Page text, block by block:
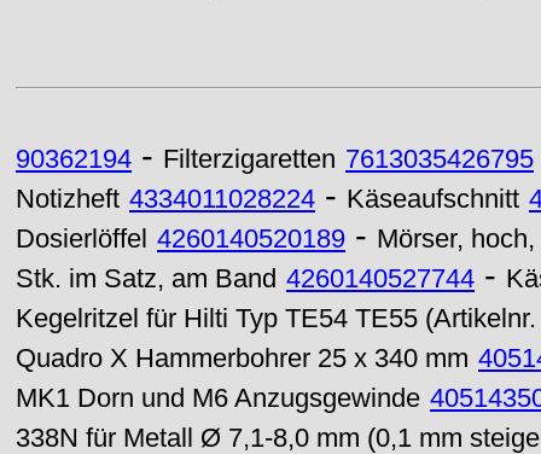
90362194 - Filterzigaretten 7613035426795
Notizheft 4334011028224 - Käseaufschnitt
Dosierlöffel 4260140520189 - Mörser,
Stk. im Satz, am Band 4260140527744 -
Kegelritzel für Hilti Typ TE54 TE55
Quadro X Hammerbohrer 25 x 340 mm
MK1 Dorn und M6 Anzugsgewinde
338N für Metall Ø 7,1-8,0 mm (0,1 mm